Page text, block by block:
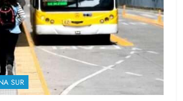
SUR